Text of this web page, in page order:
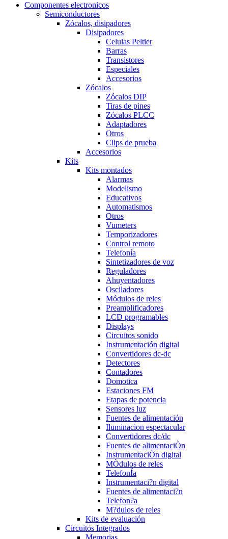
Componentes electronicos
Semiconductores
Zócalos, disipadores
Disipadores
Celulas Peltier
Barras
Transistores
Especiales
Accesorios
Zócalos
Zócalos DIP
Tiras de pines
Zócalos PLCC
Adaptadores
Otros
Clips de prueba
Accesorios
Kits
Kits montados
Alarmas
Modelismo
Educativos
Automatismos
Otros
Vumeters
Temporizadores
Control remoto
Telefonía
Sintetizadores de voz
Reguladores
Ahuyentadores
Osciladores
Módulos de reles
Preamplificadores
LCD programables
Displays
Circuitos sonido
Instrumentación digital
Convertidores dc-dc
Detectores
Contadores
Domotica
Estaciones FM
Etapas de potencia
Sensores luz
Fuentes de alimentación
Iluminacion espectacular
Convertidores dc/dc
Fuentes de alimentaciÒn
InstrumentaciÒn digital
MÒdulos de reles
TelefonÍa
Instrumentaci?n digital
Fuentes de alimentaci?n
Telefon?a
M?dulos de reles
Kits de evaluación
Circuitos Integrados